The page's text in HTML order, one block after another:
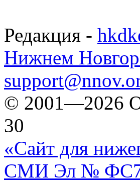
Редакция -
Нижнем
© 2001—2026
30
«Сайт для
СМИ Эл №